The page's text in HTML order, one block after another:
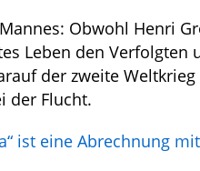
Obwohl Henri
Leben den
der zweite
der Flucht.
ist eine Abrechnung